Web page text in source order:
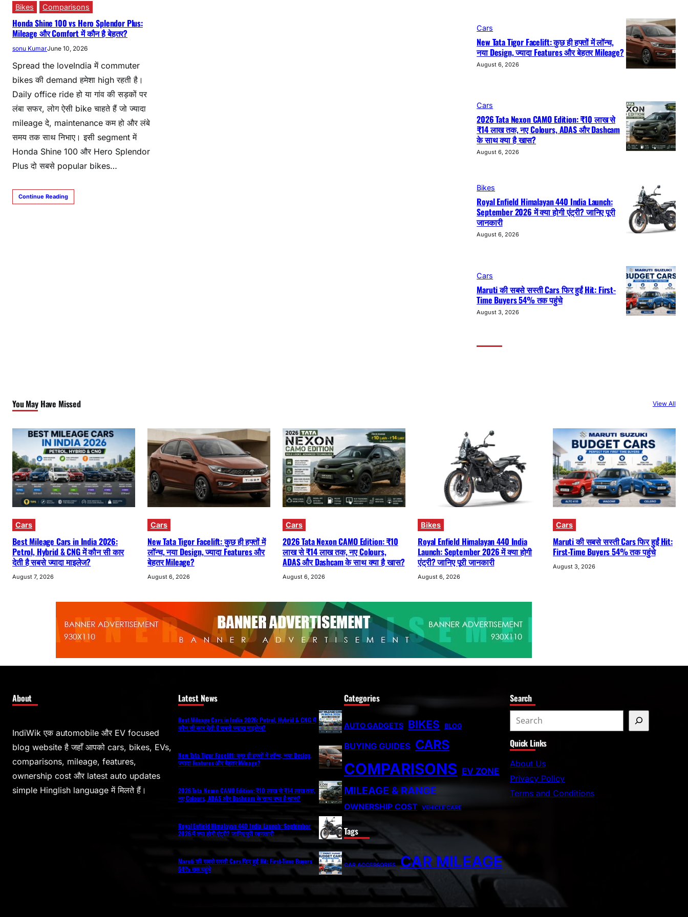
Bikes Comparisons
Honda Shine 100 vs Hero Splendor Plus:
Mileage और Comfort में कौन है बेहतर?
sonu KumarJune 10, 2026
Spread the loveIndia में commuter
bikes की demand हमेशा high रहती है।
Daily office ride हो या गांव की सड़कों पर
लंबा सफर, लोग ऐसी bike चाहते हैं जो ज्यादा
mileage दे, maintenance कम हो और लंबे
समय तक साथ निभाए। इसी segment में
Honda Shine 100 और Hero Splendor
Plus दो सबसे popular bikes…
Continue Reading
Cars
New Tata Tigor Facelift: कुछ ही हफ्तों में लॉन्च,
नया Design, ज्यादा Features और बेहतर Mileage?
August 6, 2026
Cars
2026 Tata Nexon CAMO Edition: ₹10 लाख से
₹14 लाख तक, नए Colours, ADAS और Dashcam
के साथ क्या है खास?
August 6, 2026
Bikes
Royal Enfield Himalayan 440 India Launch:
September 2026 में क्या होगी एंट्री? जानिए पूरी
जानकारी
August 6, 2026
Cars
Maruti की सबसे सस्ती Cars फिर हुईं Hit: First-
Time Buyers 54% तक पहुंचे
August 3, 2026
You May Have Missed View All
Cars
Best Mileage Cars in India 2026:
Petrol, Hybrid & CNG में कौन सी कार
देती है सबसे ज्यादा माइलेज?
August 7, 2026
Cars
New Tata Tigor Facelift: कुछ ही हफ्तों में
लॉन्च, नया Design, ज्यादा Features और
बेहतर Mileage?
August 6, 2026
Cars
2026 Tata Nexon CAMO Edition: ₹10
लाख से ₹14 लाख तक, नए Colours,
ADAS और Dashcam के साथ क्या है खास?
August 6, 2026
Bikes
Royal Enfield Himalayan 440 India
Launch: September 2026 में क्या होगी
एंट्री? जानिए पूरी जानकारी
August 6, 2026
Cars
Maruti की सबसे सस्ती Cars फिर हुईं Hit:
First-Time Buyers 54% तक पहुंचे
August 3, 2026
About
IndiWik एक automobile और EV focused
blog website है जहाँ आपको cars, bikes, EVs,
comparisons, mileage, features,
ownership cost और latest auto updates
simple Hinglish language में मिलते हैं।
Latest News
Best Mileage Cars in India 2026: Petrol, Hybrid & CNG में
कौन सी कार देती है सबसे ज्यादा माइलेज?
New Tata Tigor Facelift: कुछ ही हफ्तों में लॉन्च, नया Design,
ज्यादा Features और बेहतर Mileage?
2026 Tata Nexon CAMO Edition: ₹10 लाख से ₹14 लाख तक,
नए Colours, ADAS और Dashcam के साथ क्या है खास?
Royal Enfield Himalayan 440 India Launch: September
2026 में क्या होगी एंट्री? जानिए पूरी जानकारी
Maruti की सबसे सस्ती Cars फिर हुईं Hit: First-Time Buyers
54% तक पहुंचे
Categories
AUTO GADGETS BIKES BLOG
BUYING GUIDES CARS
COMPARISONS EV ZONE
MILEAGE & RANGE
OWNERSHIP COST VEHICLE CARE
Tags
CAR ACCESSORIES CAR MILEAGE
Search
Quick Links
About Us
Privacy Policy
Terms and Conditions